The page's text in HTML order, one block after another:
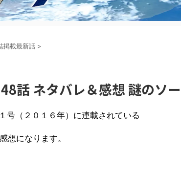
掲載最新話 >
話 ネタバレ＆感想 謎のソ
号（２０１６年）に連載されている
想になります。